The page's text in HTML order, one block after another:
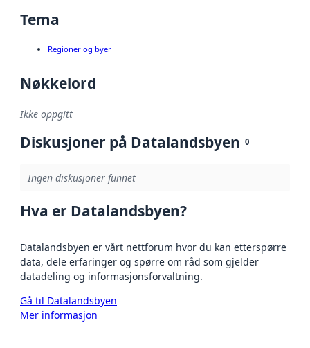
Tema
Regioner og byer
Nøkkelord
Ikke oppgitt
Diskusjoner på Datalandsbyen 0
Ingen diskusjoner funnet
Hva er Datalandsbyen?
Datalandsbyen er vårt nettforum hvor du kan etterspørre
data, dele erfaringer og spørre om råd som gjelder
datadeling og informasjonsforvaltning.
Gå til Datalandsbyen
Mer informasjon